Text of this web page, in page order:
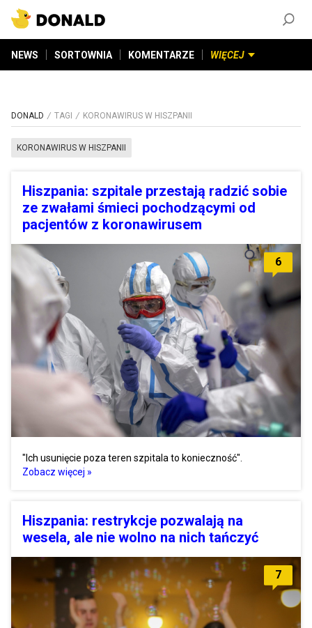
NEWS SORTOWNIA KOMENTARZE WIĘCEJ
DONALD TAGI KORONAWIRUS W HISZPANII
KORONAWIRUS W HISZPANII
Hiszpania: szpitale przestają radzić sobie
ze zwałami śmieci pochodzącymi od
pacjentów z koronawirusem
6
"Ich usunięcie poza teren szpitala to konieczność".
Zobacz więcej »
Hiszpania: restrykcje pozwalają na
wesela, ale nie wolno na nich tańczyć
7